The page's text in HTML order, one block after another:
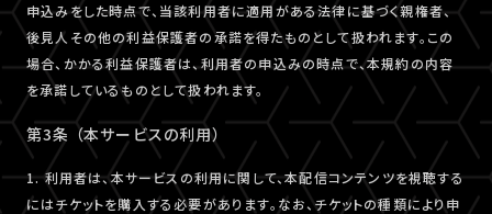
申込みをした時点で、当該利用者に適用がある法律に基づく親権者、
後見人その他の利益保護者の承諾を得たものとして扱われます。この
場合、かかる利益保護者は、利用者の申込みの時点で、本規約の内容
を承諾しているものとして扱われます。
第3条 （本サービスの利用）
1. 利用者は、本サービスの利用に関して、本配信コンテンツを視聴する
にはチケットを購入する必要があります。なお、チケットの種類により申